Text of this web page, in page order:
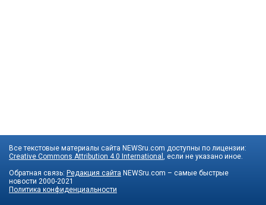
Все текстовые материалы сайта NEWSru.com доступны по лицензии:
Creative Commons Attribution 4.0 International , если не указано иное.
Обратная связь: Редакция сайта NEWSru.com – самые быстрые
новости 2000-2021
Политика конфиденциальности